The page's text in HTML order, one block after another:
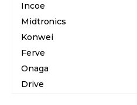
Incoe
Midtronics
Konwei
Ferve
Onaga
Drive